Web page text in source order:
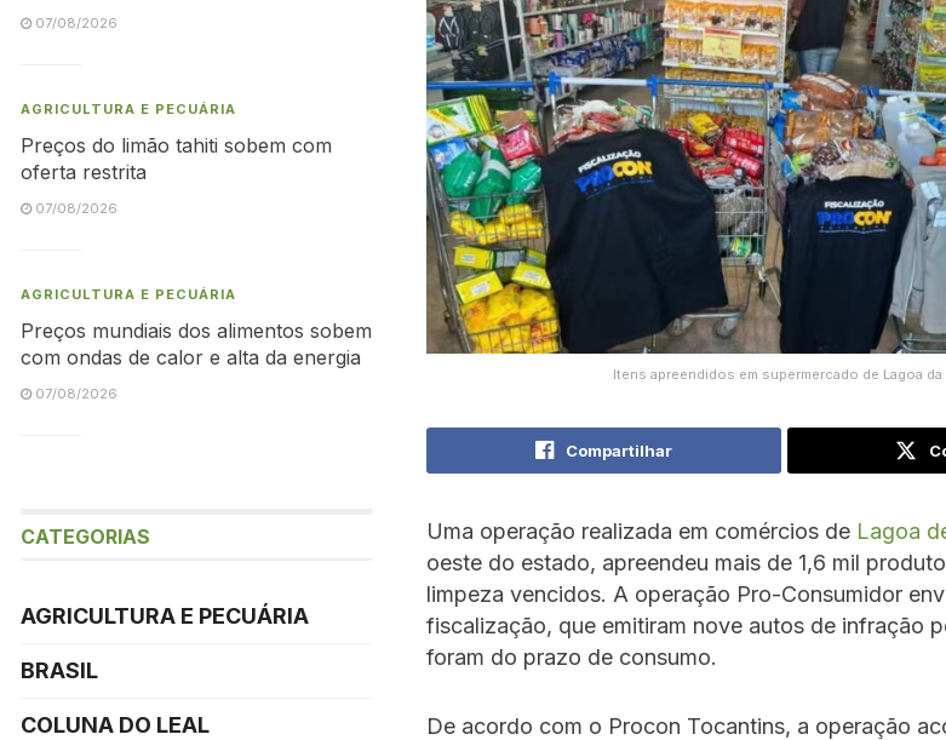
Itens apreendidos em supermercado de Lagoa
Compartilhar
Uma operação realizada em comércios de Lagoa
oeste do estado, apreendeu mais de 1,6 mil
limpeza vencidos. A operação Pro-Consumidor
fiscalização, que emitiram nove autos de infração
foram do prazo de consumo.
De acordo com o Procon Tocantins, a operação
07/08/2026
AGRICULTURA E PECUÁRIA
Preços do limão tahiti sobem com
oferta restrita
07/08/2026
AGRICULTURA E PECUÁRIA
Preços mundiais dos alimentos sobem
com ondas de calor e alta da energia
07/08/2026
CATEGORIAS
AGRICULTURA E PECUÁRIA
BRASIL
COLUNA DO LEAL